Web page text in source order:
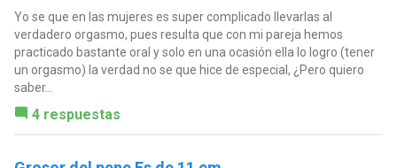
Yo se que en las mujeres es super complicado llevarlas al
verdadero orgasmo, pues resulta que con mi pareja hemos
practicado bastante oral y solo en una ocasión ella lo logro (tener
un orgasmo) la verdad no se que hice de especial, ¿Pero quiero
saber...
4 respuestas